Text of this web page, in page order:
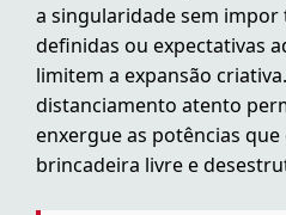
a singularidade sem
definidas ou expectativas
limitem a expansão
distanciamento atento
enxergue as potências
brincadeira livre e